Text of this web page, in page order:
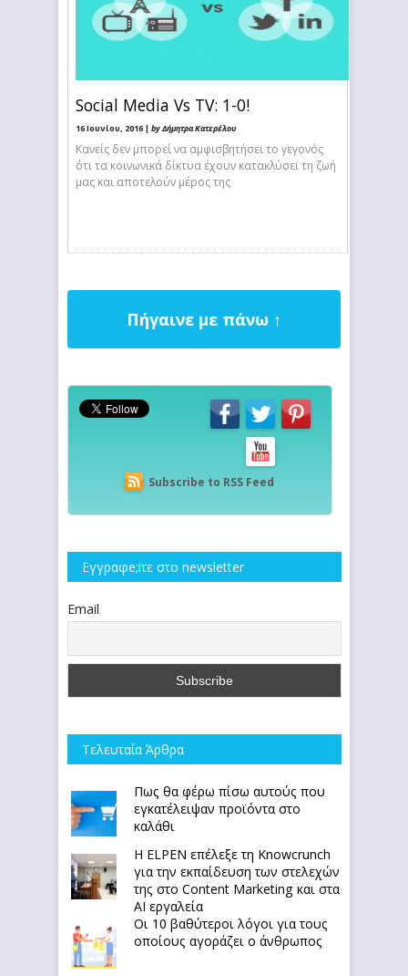
Social Media Vs TV: 1-0!
16 Ιουνίου, 2016 | by Δήμητρα Κατερέλου
Κανείς δεν μπορεί να αμφισβητήσει το γεγονός
ότι τα κοινωνικά δίκτυα έχουν κατακλύσει τη ζωή
μας και αποτελούν μέρος της
Πήγαινε με πάνω ↑
Subscribe to RSS Feed
Εγγραφe;iτε στο newsletter
Email
Τελευταία Άρθρα
Πως θα φέρω πίσω αυτούς που
εγκατέλειψαν προϊόντα στο
καλάθι
Η ELPEN επέλεξε τη Knowcrunch
για την εκπαίδευση των στελεχών
της στο Content Marketing και στα
AI εργαλεία
Οι 10 βαθύτεροι λόγοι για τους
οποίους αγοράζει ο άνθρωπος